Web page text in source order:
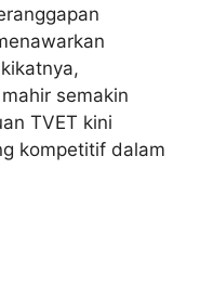
semakin
TVET kini
kompetitif dalam